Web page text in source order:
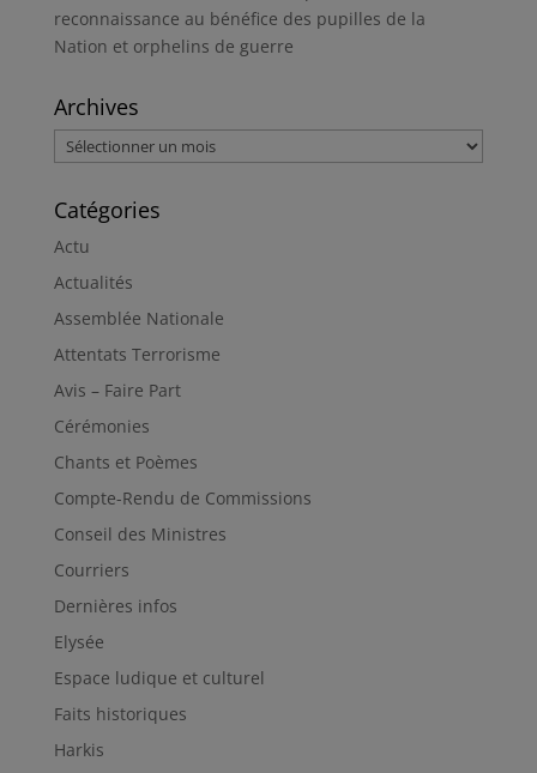
reconnaissance au bénéfice des pupilles de la
Nation et orphelins de guerre
Archives
Archives
Catégories
Actu
Actualités
Assemblée Nationale
Attentats Terrorisme
Avis – Faire Part
Cérémonies
Chants et Poèmes
Compte-Rendu de Commissions
Conseil des Ministres
Courriers
Dernières infos
Elysée
Espace ludique et culturel
Faits historiques
Harkis